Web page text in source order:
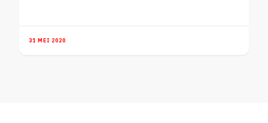
31 MEI 2020